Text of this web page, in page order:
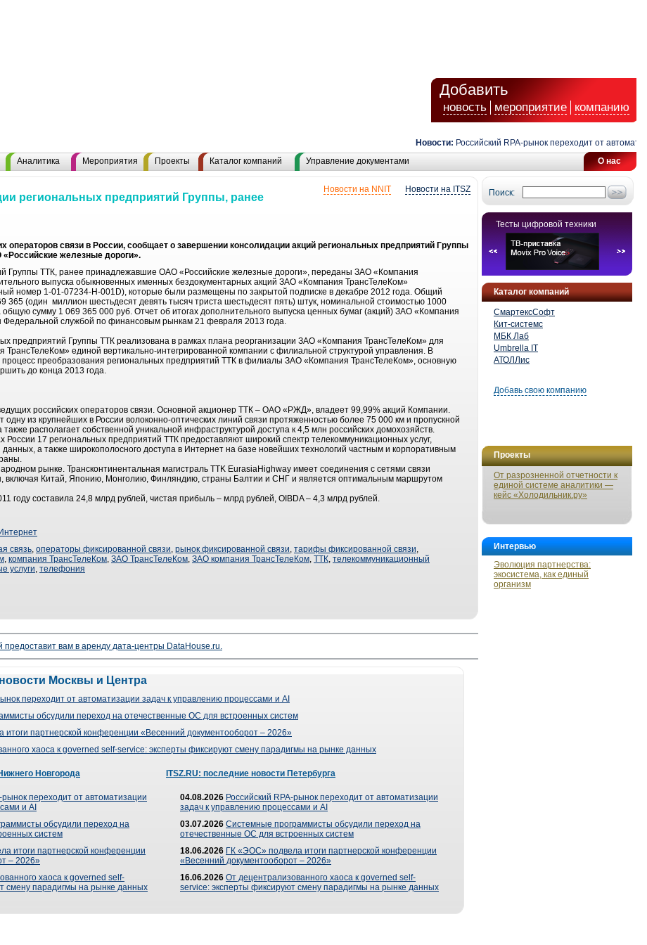
Добавить
новость мероприятие компанию
Новости: Российский RPA-рынок переходит от
О нас
Аналитика Мероприятия Проекты Каталог компаний Управление документами
Поиск:
Тесты цифровой техники
Каталог компаний
СмартексСофт
Кит-системс
МБК Лаб
Umbrella IT
АТОЛЛис
Добавь свою компанию
Проекты
От разрозненной отчетности к
единой системе аналитики —
кейс «Холодильник.ру»
Интервью
Эволюция партнерства:
экосистема, как единый
организм
Новости на ITSZ
Новости на NNIT
региональных предприятий Группы, ранее
операторов связи в России, сообщает о завершении консолидации акций региональных предприятий Группы
железные дороги».
Группы ТТК, ранее принадлежавшие ОАО «Российские железные дороги», переданы ЗАО «Компания
выпуска обыкновенных именных бездокументарных акций ЗАО «Компания ТрансТелеКом»
номер 1-01-07234-Н-001D), которые были размещены по закрытой подписке в декабре 2012 года. Общий
365 (один миллион шестьдесят девять тысяч триста шестьдесят пять) штук, номинальной стоимостью 1000
сумму 1 069 365 000 руб. Отчет об итогах дополнительного выпуска ценных бумаг (акций) ЗАО «Компания
Федеральной службой по финансовым рынкам 21 февраля 2013 года.
предприятий Группы ТТК реализована в рамках плана реорганизации ЗАО «Компания ТрансТелеКом» для
единой вертикально-интегрированной компании с филиальной структурой управления. В
преобразования региональных предприятий ТТК в филиалы ЗАО «Компания ТрансТелеКом», основную
до конца 2013 года.
российских операторов связи. Основной акционер ТТК – ОАО «РЖД», владеет 99,99% акций Компании.
одну из крупнейших в России волоконно-оптических линий связи протяженностью более 75 000 км и пропускной
располагает собственной уникальной инфраструктурой доступа к 4,5 млн российских домохозяйств.
России 17 региональных предприятий ТТК предоставляют широкий спектр телекоммуникационных услуг,
данных, а также широкополосного доступа в Интернет на базе новейших технологий частным и корпоративным
рынке. Трансконтинентальная магистраль TTK EurasiaHighway имеет соединения с сетями связи
включая Китай, Японию, Монголию, Финляндию, страны Балтии и СНГ и является оптимальным маршрутом
году составила 24,8 млрд рублей, чистая прибыль – млрд рублей, OIBDA – 4,3 млрд рублей.
Интернет
связь, операторы фиксированной связи, рынок фиксированной связи, тарифы фиксированной связи,
, компания ТрансТелеКом, ЗАО ТрансТелеКом, ЗАО компания ТрансТелеКом, ТТК, телекоммуникационный
услуги, телефония
вам в аренду дата-центры DataHouse.ru.
Москвы и Центра
переходит от автоматизации задач к управлению процессами и AI
обсудили переход на отечественные ОС для встроенных систем
итоги партнерской конференции «Весенний документооборот – 2026»
хаоса к governed self-service: эксперты фиксируют смену парадигмы на рынке данных
Новгорода
рынок переходит от автоматизации
и AI
обсудили переход на
систем
итоги партнерской конференции
– 2026»
хаоса к governed self-
смену парадигмы на рынке данных
ITSZ.RU: последние новости Петербурга
04.08.2026 Российский RPA-рынок переходит от автоматизации
задач к управлению процессами и AI
03.07.2026 Системные программисты обсудили переход на
отечественные ОС для встроенных систем
18.06.2026 ГК «ЭОС» подвела итоги партнерской конференции
«Весенний документооборот – 2026»
16.06.2026 От децентрализованного хаоса к governed self-
service: эксперты фиксируют смену парадигмы на рынке данных